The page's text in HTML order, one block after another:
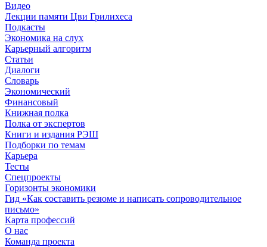
Видео
Лекции памяти Цви Грилихеса
Подкасты
Экономика на слух
Карьерный алгоритм
Статьи
Диалоги
Словарь
Экономический
Финансовый
Книжная полка
Полка от экспертов
Книги и издания РЭШ
Подборки по темам
Карьера
Тесты
Спецпроекты
Горизонты экономики
Гид «Как составить резюме и написать сопроводительное
письмо»
Карта профессий
О наc
Команда проекта